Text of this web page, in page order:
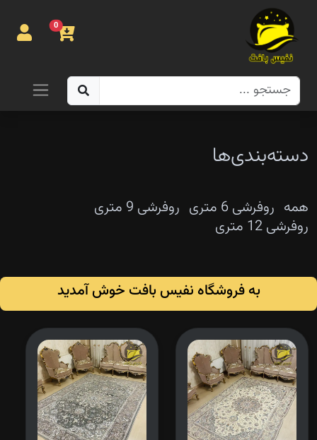
0
صفحه
روتختی
پتو
ما
سفارش
دسته‌بندی‌ها
همه روفرشی 6 متری
روفرشی 9 متری
روفرشی 12 متری
به فروشگاه نفیس بافت خوش آمدید